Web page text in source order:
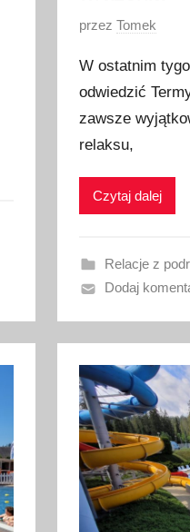
O
u
b
l
i
w
n
o
i
e
r
p
n
przezTomek
W ostatnim
odwiedzić
zawsze
relaksu,
Czytaj dalej
Relacje z
Dodaj